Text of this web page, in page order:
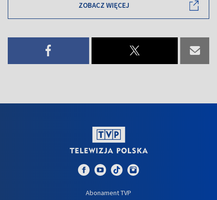
ZOBACZ WIĘCEJ
Abonament TVP